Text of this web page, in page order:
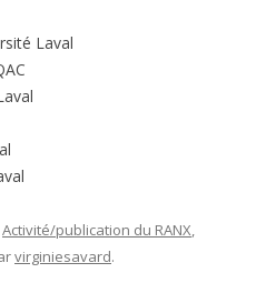
Laval
Activité/publication du RANX,
virginiesavard.